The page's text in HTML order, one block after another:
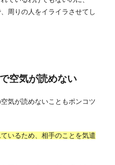
周りの人をイライラさせてし
空気が読めない
気が読めないこともポンコツ
いるため、相手のことを気遣